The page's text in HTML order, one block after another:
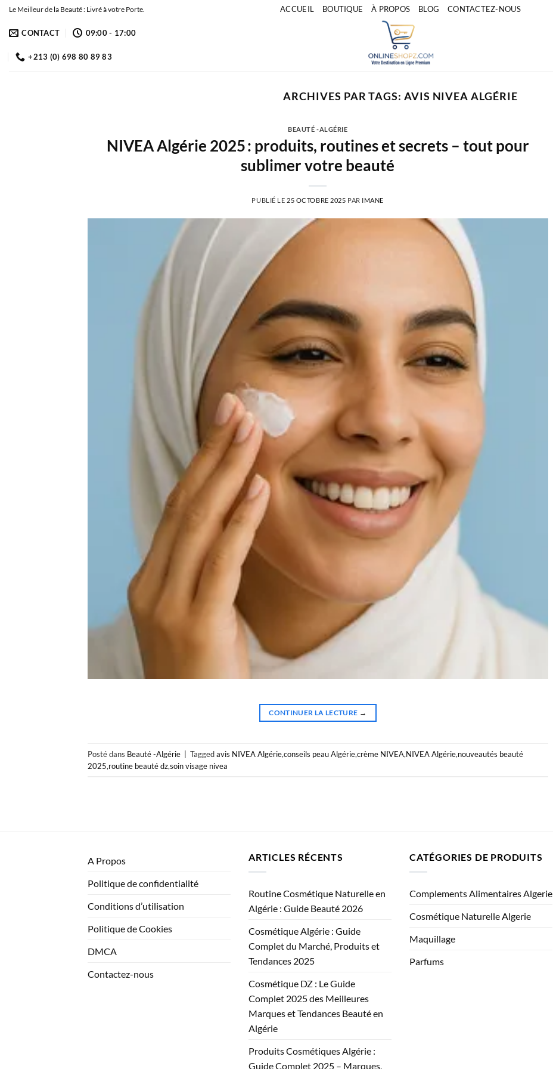
Passer
contenu
Le Meilleur de la Beauté : Livré à votre Porte. ACCUEIL BOUTIQUE À PROPOS BLOG CONTACTEZ-NOUS
CONTACT 09:00 - 17:00
+213 (0) 698 80 89 83
ARCHIVES PAR TAGS: AVIS NIVEA ALGÉRIE
BEAUTÉ -ALGÉRIE
NIVEA Algérie 2025 : produits, routines et secrets – tout pour
sublimer votre beauté
PUBLIÉ LE 25 OCTOBRE 2025 PAR IMANE
CONTINUER LA LECTURE →
Posté dans Beauté -Algérie Taggedavis NIVEA Algérie,conseils peau Algérie,crème NIVEA,NIVEA Algérie,nouveautés beauté
2025,routine beauté dz,soin visage nivea
A Propos
Politique de confidentialité
Conditions d’utilisation
Politique de Cookies
DMCA
Contactez-nous
ARTICLES RÉCENTS
Routine Cosmétique Naturelle en
Algérie : Guide Beauté 2026
Cosmétique Algérie : Guide
Complet du Marché, Produits et
Tendances 2025
Cosmétique DZ : Le Guide
Complet 2025 des Meilleures
Marques et Tendances Beauté en
Algérie
Produits Cosmétiques Algérie :
Guide Complet 2025 – Marques,
CATÉGORIES DE PRODUITS
Complements Alimentaires Algerie
Cosmétique Naturelle Algerie
Maquillage
Parfums